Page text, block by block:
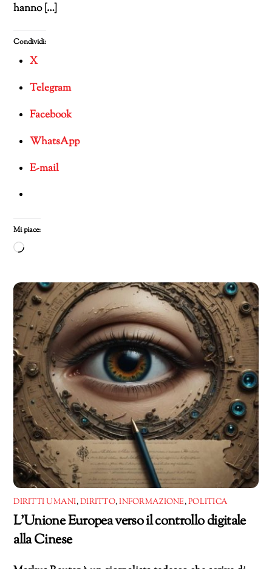
hanno […]
Condividi:
X
Telegram
Facebook
WhatsApp
E-mail
Mi piace:
Caricamento
corso…
DIRITTI UMANI,DIRITTO,INFORMAZIONE,POLITICA
L’Unione Europea verso il controllo digitale
alla Cinese